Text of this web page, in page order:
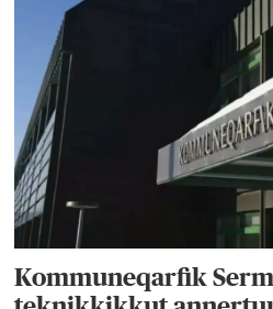
Kommuneqarfik